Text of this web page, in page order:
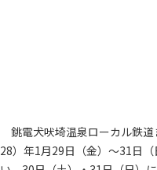
銚電犬吠埼温泉ローカル鉄
28）年1月29日（金）～31日